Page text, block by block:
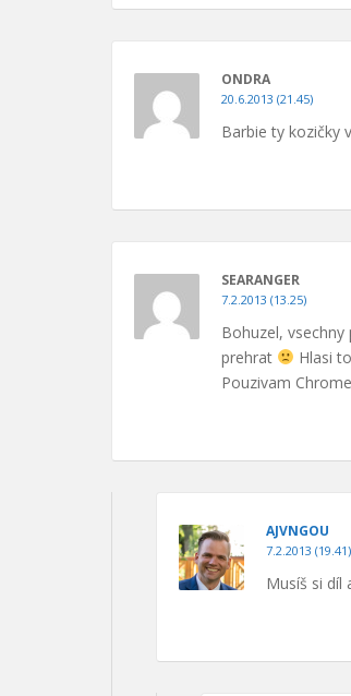
ONDRA
20.6.2013 (21.45)
Barbie ty kozičky
SEARANGER
7.2.2013 (13.25)
Bohuzel,
prehrat
Hlasi
Pouzivam
AJVNGOU
7.2.2013 (19.41)
Musíš si díl